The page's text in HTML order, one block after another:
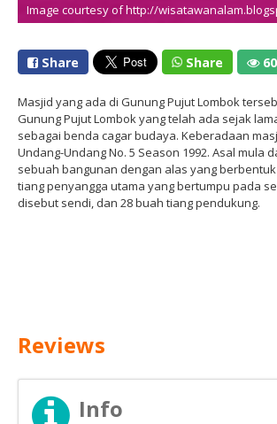
Image courtesy of http://
Share Share
Masjid yang ada di Gunung Pujut Lombok
Gunung Pujut Lombok yang telah ada sejak
sebagai benda cagar budaya. Keberadaan
Undang-Undang No. 5 Season 1992. Asal mula
sebuah bangunan dengan alas yang
tiang penyangga utama yang bertumpu pada
disebut sendi, dan 28 buah tiang pendukung.
Reviews
Info